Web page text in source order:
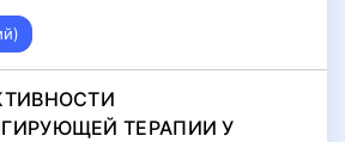
ТЕРАПИИ У